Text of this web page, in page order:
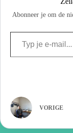
Abonneer je om de
VORIGE